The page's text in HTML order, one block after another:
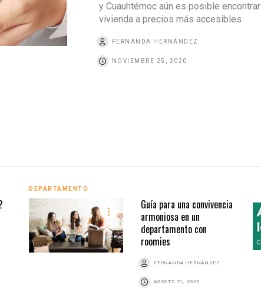
y Cuauhtémoc aún es posible encontrar
vivienda a precios más accesibles
FERNANDA HERNÁNDEZ
NOVIEMBRE 25, 2020
DEPARTAMENTO
Guía para una convivencia
armoniosa en un
departamento con
roomies
FERNANDA HERNÁNDEZ
AGOSTO 21, 2020